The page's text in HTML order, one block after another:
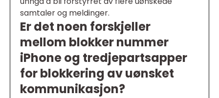
samtaler og meldinger.
Er det noen forskjeller
mellom blokker nummer
iPhone og tredjepartsapper
for blokkering av uønsket
kommunikasjon?